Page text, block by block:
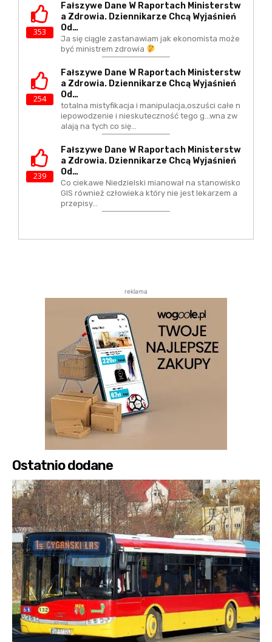
353
Fałszywe Dane W Raportach Ministerstw
A Zdrowia. Dziennikarze Chcą Wyjaśnień
Od…
Ja się ciągle zastanawiam jak ekonomista może
być ministrem zdrowia
254
Fałszywe Dane W Raportach Ministerstw
A Zdrowia. Dziennikarze Chcą Wyjaśnień
Od…
totalna mistyfikacja i manipulacja,oszuści całe n
iepowodzenie i nieskuteczność tego g...wna zw
alają na tych co się…
239
Fałszywe Dane W Raportach Ministerstw
A Zdrowia. Dziennikarze Chcą Wyjaśnień
Od…
Co ciekawe Niedzielski mianował na stanowisko
GIS również człowieka który nie jest lekarzem a
przepisy…
reklama
Ostatnio dodane